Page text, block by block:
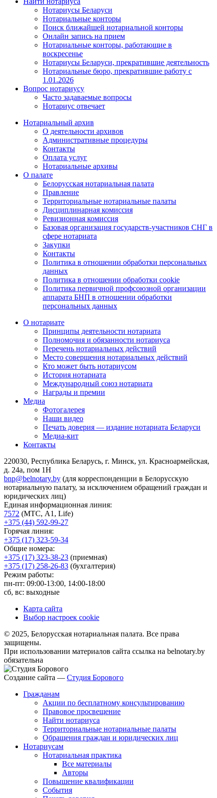
Нотариусы Беларуси
Нотариальные конторы
Поиск ближайшей нотариальной конторы
Онлайн запись на прием
Нотариальные конторы, работающие в
воскресенье
Нотариусы Беларуси, прекратившие деятельность
Нотариальные бюро, прекратившие работу с
1.01.2026
Вопрос нотариусу
Часто задаваемые вопросы
Нотариус отвечает
Нотариальный архив
О деятельности архивов
Административные процедуры
Контакты
Оплата услуг
Нотариальные архивы
О палате
Белорусская нотариальная палата
Правление
Территориальные нотариальные палаты
Дисциплинарная комиссия
Ревизионная комиссия
Базовая организация государств-участников СНГ в
сфере нотариата
Закупки
Контакты
Политика в отношении обработки персональных
данных
Политика в отношении обработки cookie
Политика первичной профсоюзной организации
аппарата БНП в отношении обработки
персональных данных
О нотариате
Принципы деятельности нотариата
Полномочия и обязанности нотариуса
Перечень нотариальных действий
Место совершения нотариальных действий
Кто может быть нотариусом
История нотариата
Международный союз нотариата
Награды и премии
Медиа
Фотогалерея
Наши видео
Печать доверия — издание нотариата Беларуси
Медиа-кит
Контакты
220030, Республика Беларусь, г. Минск, ул. Красноармейская,
д. 24а, пом 1Н
bnp@belnotary.by (для корреспонденции в Белорусскую
нотариальную палату, за исключением обращений граждан и
юридических лиц)
Единая информационная линия:
7572 (МТС, A1, Life)
+375 (44) 592-99-27
Горячая линия:
+375 (17) 323-59-34
Общие номера:
+375 (17) 323-38-23 (приемная)
+375 (17) 258-26-83 (бухгалтерия)
Режим работы:
пн-пт: 09:00-13:00, 14:00-18:00
сб, вс: выходные
Карта сайта
Выбор настроек cookie
© 2025, Белорусская нотариальная палата. Все права
защищены.
При использовании материалов сайта ссылка на belnotary.by
обязательна
Создание сайта — Студия Борового
Гражданам
Акции по бесплатному консультированию
Правовое просвещение
Найти нотариуса
Территориальные нотариальные палаты
Обращения граждан и юридических лиц
Нотариусам
Нотариальная практика
Все материалы
Авторы
Повышение квалификации
События